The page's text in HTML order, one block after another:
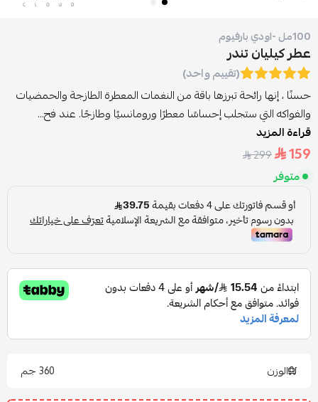
100مل -اودي بارفيوم
عطر كيليان تندر
(تقييم واحد)
حسنًا ، إنها رائحة تبرزها باقة من النغمات المعطرة الطازجة والحمضيات
والفواكه التي ستجلب إحساسًا معطرًا ورومانسيًا وطازجًا. عند فح...
قراءة المزيد
159
299
متوفر
الوزن 360 جم